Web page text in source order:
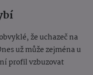
že uchazeč na
už může zejména u
profil vzbuzovat